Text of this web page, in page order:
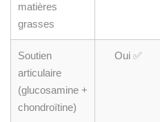
matières
grasses
Soutien
articulaire
(glucosamine +
chondroïtine)
Oui ✅